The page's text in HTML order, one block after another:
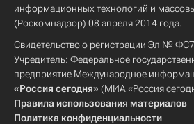
информационных технологий и
(Роскомнадзор) 08 апреля 2014 года.
Свидетельство о регистрации Эл №
Учредитель: Федеральное
предприятие Международное
«Россия сегодня» (МИА «Россия
Правила использования материалов
Политика конфиденциальности